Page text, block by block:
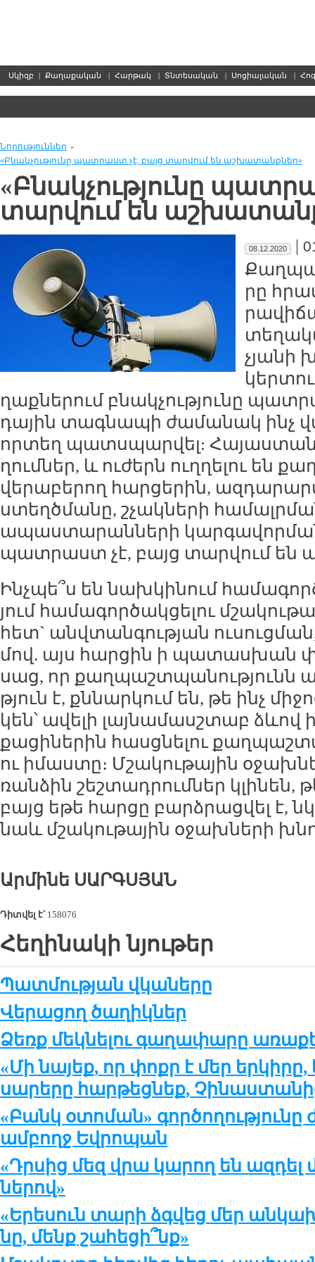
Սկիզբ | Քաղաքական | Հարթակ | Տնտեսական | Սոցիալական |
Նորություններ »
«Բնակ­չու­թ­յու­նը պատ­րաստ չէ, բայց տար­վում են աշ­խա­տանք­ներ»
«Բնակ­չու­թ­յու­նը
տար­վում են
08.12.2020 |
րը
չյա­նի
ղաք­նե­րում բնակ­չու­թյու­նը
դա­յին տագ­նա­պի ժա­մա­նակ ինչ
որ­տեղ պատս­պար­վել:
ղում­ներ, և ու­ժերն ուղ­ղե­լու են
վե­րա­բե­րող հար­ցե­րին,
ստեղծ­մա­նը, շչակ­նե­րի
ա­պաս­տա­րան­նե­րի
պատ­րաստ չէ, բայց տար­վում են
Ինչ­պե՞ս են նախ­կի­նում
յում հա­մա­գոր­ծակ­ցե­լու
հետ` անվ­տան­գու­թյան
մով. այս հար­ցին ի
սաց, որ քաղ­պաշտ­պա­նու­թյունն
թյուն է, քն­նար­կում են, թե ինչ
կեն՝ ա­վե­լի լայ­նա­մասշ­տաբ
քա­ցի­նե­րին հասց­նե­լու
ու ի­մաս­տը։ Մշա­կու­թա­յին
ռան­ձին շեշ­տադ­րում­ներ կլի­նեն,
բայց ե­թե հար­ցը բարձ­րաց­վել է,
նաև մշա­կու­թա­յին օ­ջախ­նե­րի
Ար­մի­նե ՍԱՐԳ­ՍՅԱՆ
Դիտվել է՝158076
Հեղինակի նյութեր
Պատմության վկաները
Վերացող ծաղիկներ
Ձեռք մեկնելու գաղափարը
«Մի նայեք, որ փոքր է մեր
սարերը հարթեցնեք,
«Բանկ օտոման» գործողությունը
ամբողջ Եվրոպան
«Դրսից մեզ վրա կա­րող են ազ­դել
նե­րով»
«Ե­րե­սուն տա­րի ձգ­վեց մեր
նը, մենք շա­հե­ցի՞նք»